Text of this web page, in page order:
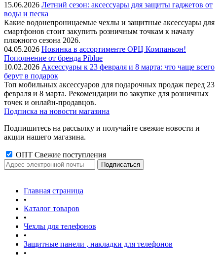
15.06.2026 Летний сезон: аксессуары для защиты гаджетов от
воды и песка
Какие водонепроницаемые чехлы и защитные аксессуары для
смартфонов стоит закупить розничным точкам к началу
пляжного сезона 2026.
04.05.2026 Новинка в ассортименте OРЦ Компаньон!
Пополнение от бренда Piblue
10.02.2026 Аксессуары к 23 февраля и 8 марта: что чаще всего
берут в подарок
Топ мобильных аксессуаров для подарочных продаж перед 23
февраля и 8 марта. Рекомендации по закупке для розничных
точек и онлайн-продавцов.
Подписка на новости магазина
Подпишитесь на рассылку и получайте свежие новости и
акции нашего магазина.
ОПТ Свежие поступления
Главная страница
•
Каталог товаров
•
Чехлы для телефонов
•
Защитные панели , накладки для телефонов
•